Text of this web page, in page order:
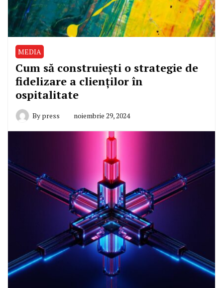
MEDIA
Cum să construiești o strategie de
fidelizare a clienților în
ospitalitate
By press noiembrie 29, 2024